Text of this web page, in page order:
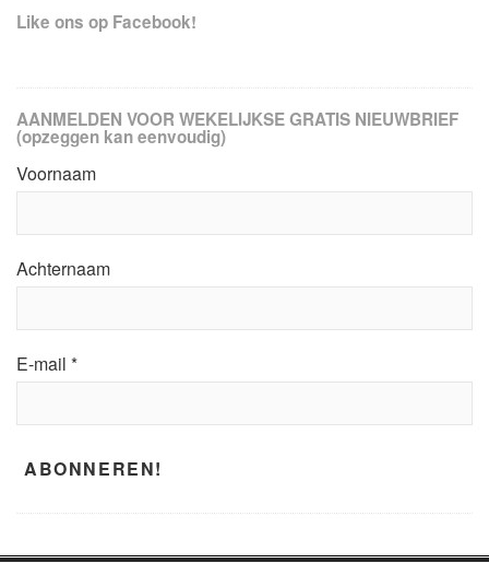
Like ons op Facebook!
AANMELDEN VOOR WEKELIJKSE GRATIS NIEUWBRIEF
(opzeggen kan eenvoudig)
Voornaam
Achternaam
E-mail *